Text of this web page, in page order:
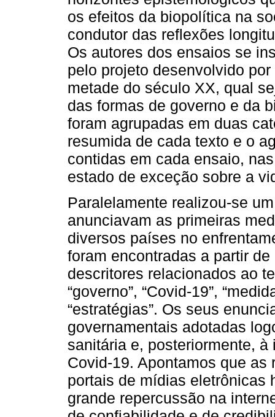
os efeitos da biopolítica na
condutor das reflexões
Os autores dos ensaios se
pelo projeto desenvolvido
metade do século XX, qual
das formas de governo e da
foram agrupadas em duas
resumida de cada texto e o
contidas em cada ensaio,
estado de exceção sobre a
Paralelamente realizou-se
anunciavam as primeiras
diversos países no
foram encontradas a partir
descritores relacionados ao
“governo”, “Covid-19”,
“estratégias”. Os seus
governamentais adotadas
sanitária e, posteriormente,
Covid-19. Apontamos que
portais de mídias eletrônicas
grande repercussão na